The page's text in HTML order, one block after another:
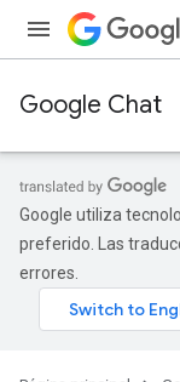
Google Chat
Google utiliza
preferido. Las
errores.